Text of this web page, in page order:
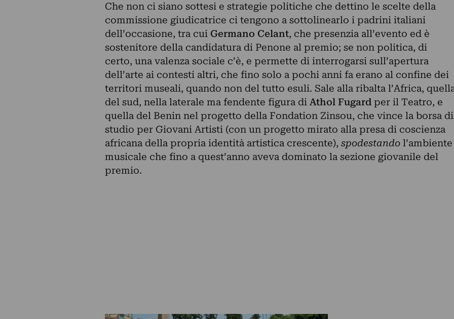
Che non ci siano sottesi e strategie politiche che dettino le scelte della
commissione giudicatrice ci tengono a sottolinearlo i padrini italiani
dell’occasione, tra cui Germano Celant, che presenzia all’evento ed è
sostenitore della candidatura di Penone al premio; se non politica, di
certo, una valenza sociale c’è, e permette di interrogarsi sull’apertura
dell’arte ai contesti altri, che fino solo a pochi anni fa erano al confine dei
territori museali, quando non del tutto esuli. Sale alla ribalta l’Africa,
del sud, nella laterale ma fendente figura di Athol Fugardper il Teatro, e
quella del Benin nel progetto della Fondation Zinsou, che vince la borsa di
studio per Giovani Artisti (con un progetto mirato alla presa di coscienza
africana della propria identità artistica crescente), spodestandol’ambiente
musicale che fino a quest’anno aveva dominato la sezione giovanile del
premio.